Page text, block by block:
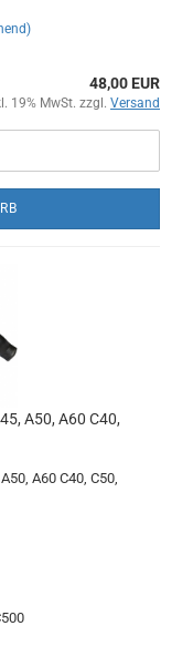
48,00 EUR
19% MwSt. zzgl. Versand
A50, A60 C40,
A60 C40, C50,